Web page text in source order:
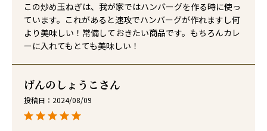
この炒め玉ねぎは、我が家ではハンバーグを作る時に使っ
ています。これがあると速攻でハンバーグが作れますし何
より美味しい！常備しておきたい商品です。もちろんカレ
ーに入れてもとても美味しい！
げんのしょうこ
投稿日 2024/08/09